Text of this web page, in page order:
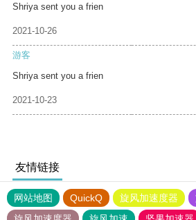
Shriya sent you a frien
2021-10-26
游客
Shriya sent you a frien
2021-10-23
友情链接
网站地图 QuickQ 旋风加速度器